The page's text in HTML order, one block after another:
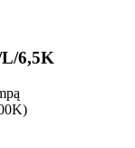
6,5K